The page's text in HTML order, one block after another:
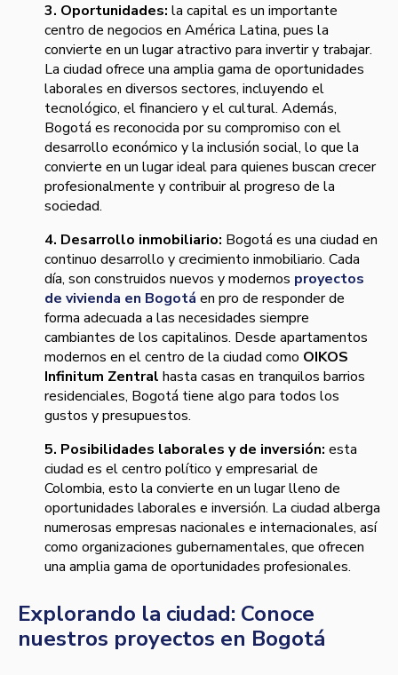
3. Oportunidades: la capital es un importante
centro de negocios en América Latina, pues la
convierte en un lugar atractivo para invertir y trabajar.
La ciudad ofrece una amplia gama de oportunidades
laborales en diversos sectores, incluyendo el
tecnológico, el financiero y el cultural. Además,
Bogotá es reconocida por su compromiso con el
desarrollo económico y la inclusión social, lo que la
convierte en un lugar ideal para quienes buscan crecer
profesionalmente y contribuir al progreso de la
sociedad.
4. Desarrollo inmobiliario: Bogotá es una ciudad en
continuo desarrollo y crecimiento inmobiliario. Cada
día, son construidos nuevos y modernos proyectos
de vivienda en Bogotá en pro de responder de
forma adecuada a las necesidades siempre
cambiantes de los capitalinos. Desde apartamentos
modernos en el centro de la ciudad como OIKOS
Infinitum Zentral hasta casas en tranquilos barrios
residenciales, Bogotá tiene algo para todos los
gustos y presupuestos.
5. Posibilidades laborales y de inversión: esta
ciudad es el centro político y empresarial de
Colombia, esto la convierte en un lugar lleno de
oportunidades laborales e inversión. La ciudad alberga
numerosas empresas nacionales e internacionales, así
como organizaciones gubernamentales, que ofrecen
una amplia gama de oportunidades profesionales.
Explorando la ciudad: Conoce
nuestros proyectos en Bogotá